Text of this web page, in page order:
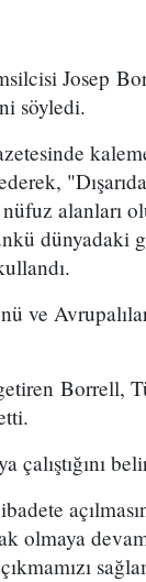
Josep
söyledi.
alanları
dünyadaki
ve
Borrell,
olmaya